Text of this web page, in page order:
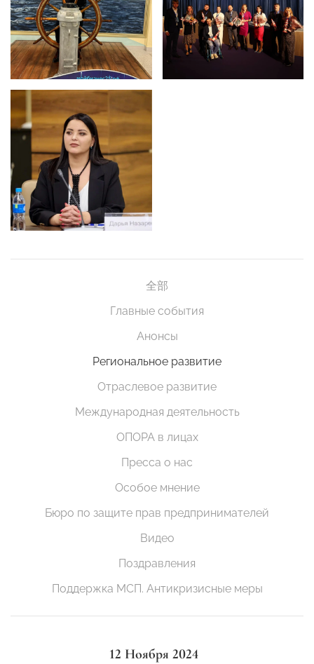
全部
Главные события
Анонсы
Региональное развитие
Отраслевое развитие
Международная деятельность
ОПОРА в лицах
Пресса о нас
Особое мнение
Бюро по защите прав предпринимателей
Видео
Поздравления
Поддержка МСП. Антикризисные меры
12 Ноября 2024